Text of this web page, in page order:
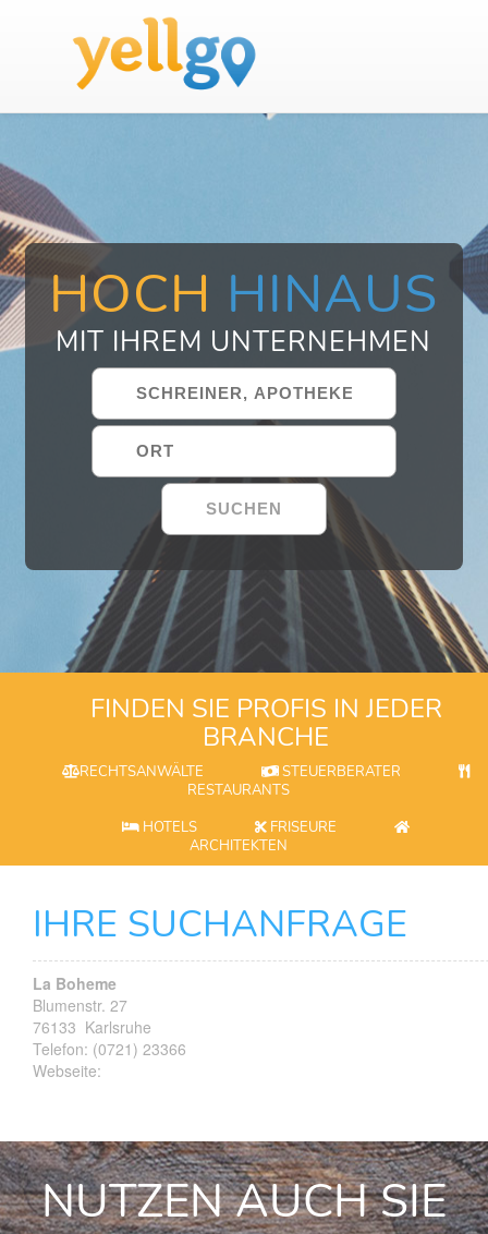
HOCH HINAUS
MIT IHREM UNTERNEHMEN
FINDEN SIE PROFIS IN JEDER
BRANCHE
RECHTSANWÄLTE
STEUERBERATER
RESTAURANTS
HOTELS
FRISEURE
ARCHITEKTEN
IHRE SUCHANFRAGE
La Boheme
Blumenstr. 27
76133 Karlsruhe
Telefon: (0721) 23366
Webseite:
NUTZEN AUCH SIE